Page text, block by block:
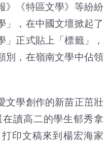
》《特區文學》等紛紛
」，在中國文壇掀起了
」正式貼上「標籤」，
別，在嶺南文學中佔領
文學創作的新苗正茁壯
讀高二的學生郁秀拿
印文稿來到楊宏海家